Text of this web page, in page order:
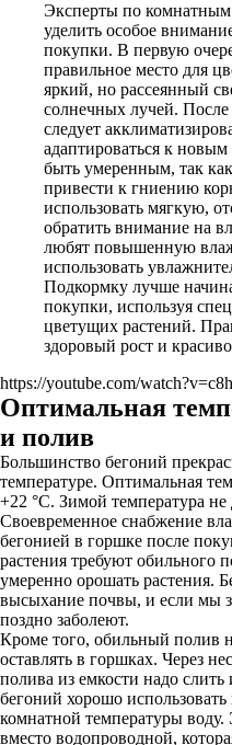
Эксперты по
уделить особое
покупки. В первую
правильное место для
яркий, но рассеянный
солнечных лучей.
следует
адаптироваться к
быть умеренным, так
привести к гниению
использовать мягкую,
обратить внимание на
любят повышенную
использовать
Подкормку лучше
покупки, используя
цветущих растений.
здоровый рост и
https://youtube.com/
Оптимальная
и полив
Большинство бегоний
температуре. Оптимальная
+22 °C. Зимой температура
Своевременное снабжение
бегонией в горшке после
растения требуют обильного
умеренно орошать растения.
высыхание почвы, и если мы
поздно заболеют.
Кроме того, обильный полив
оставлять в горшках. Через
полива из емкости надо
бегоний хорошо
комнатной температуры воду.
вместо водопроводной,